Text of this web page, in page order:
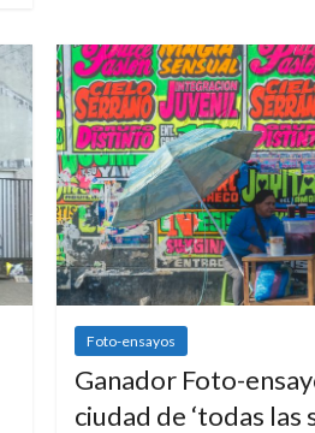
Foto-ensayos
Ganador Foto-
ciudad de ‘todas las